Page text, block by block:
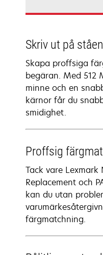
Skriv ut på
Skapa proffsiga
begäran. Med 512
minne och en
kärnor får du
smidighet.
Proffsig
Tack vare Lexmark
Replacement och
kan du utan
färgmatchning.